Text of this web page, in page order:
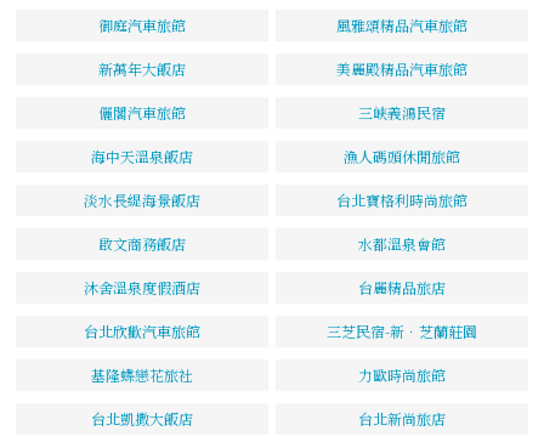
御庭汽車旅館 風雅頌精品汽車旅館
新萬年大飯店 美麗殿精品汽車旅館
儷閣汽車旅館 三峽義鴻民宿
海中天溫泉飯店 漁人碼頭休閒旅館
淡水長緹海景飯店 台北寶格利時尚旅館
啟文商務飯店 水都溫泉會館
沐舍溫泉度假酒店 台麗精品旅店
台北欣歡汽車旅館 三芝民宿-新．芝蘭莊園
基隆蝶戀花旅社 力歐時尚旅館
台北凱撒大飯店 台北新尚旅店